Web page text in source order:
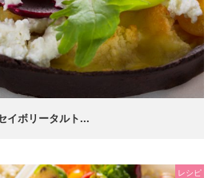
イボリータルト...
レシピ